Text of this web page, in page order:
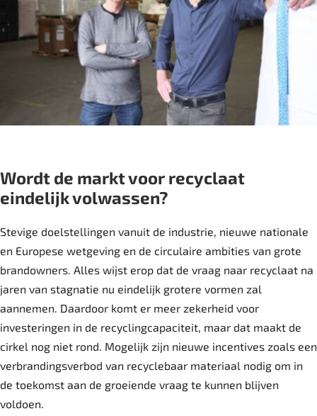
Wordt de markt voor recyclaat
eindelijk volwassen?
Stevige doelstellingen vanuit de industrie, nieuwe nationale
en Europese wetgeving en de circulaire ambities van grote
brandowners. Alles wijst erop dat de vraag naar recyclaat na
jaren van stagnatie nu eindelijk grotere vormen zal
aannemen. Daardoor komt er meer zekerheid voor
investeringen in de recyclingcapaciteit, maar dat maakt de
cirkel nog niet rond. Mogelijk zijn nieuwe incentives zoals een
verbrandingsverbod van recyclebaar materiaal nodig om in
de toekomst aan de groeiende vraag te kunnen blijven
voldoen.